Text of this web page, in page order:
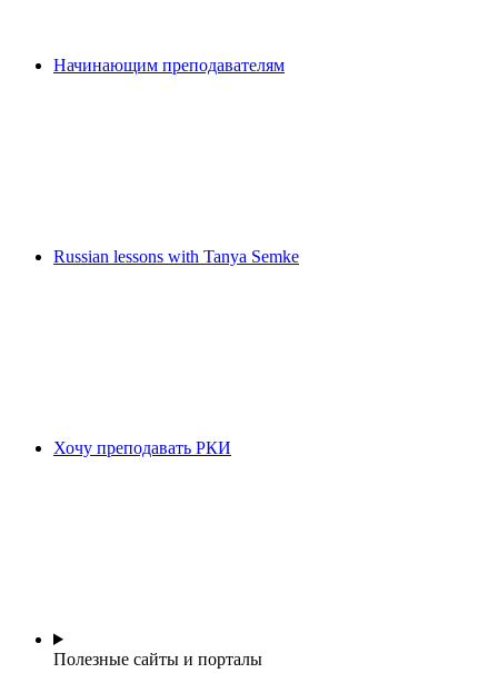
Начинающим преподавателям
Russian lessons with Tanya Semke
Хочу преподавать РКИ
Полезные сайты и порталы